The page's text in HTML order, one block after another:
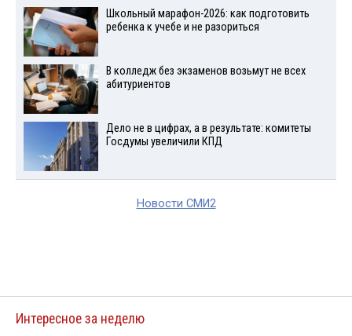
Школьный марафон-2026: как подготовить
ребенка к учебе и не разориться
В колледж без экзаменов возьмут не всех
абитуриентов
Дело не в цифрах, а в результате: комитеты
Госдумы увеличили КПД
Новости СМИ2
Интересное за неделю